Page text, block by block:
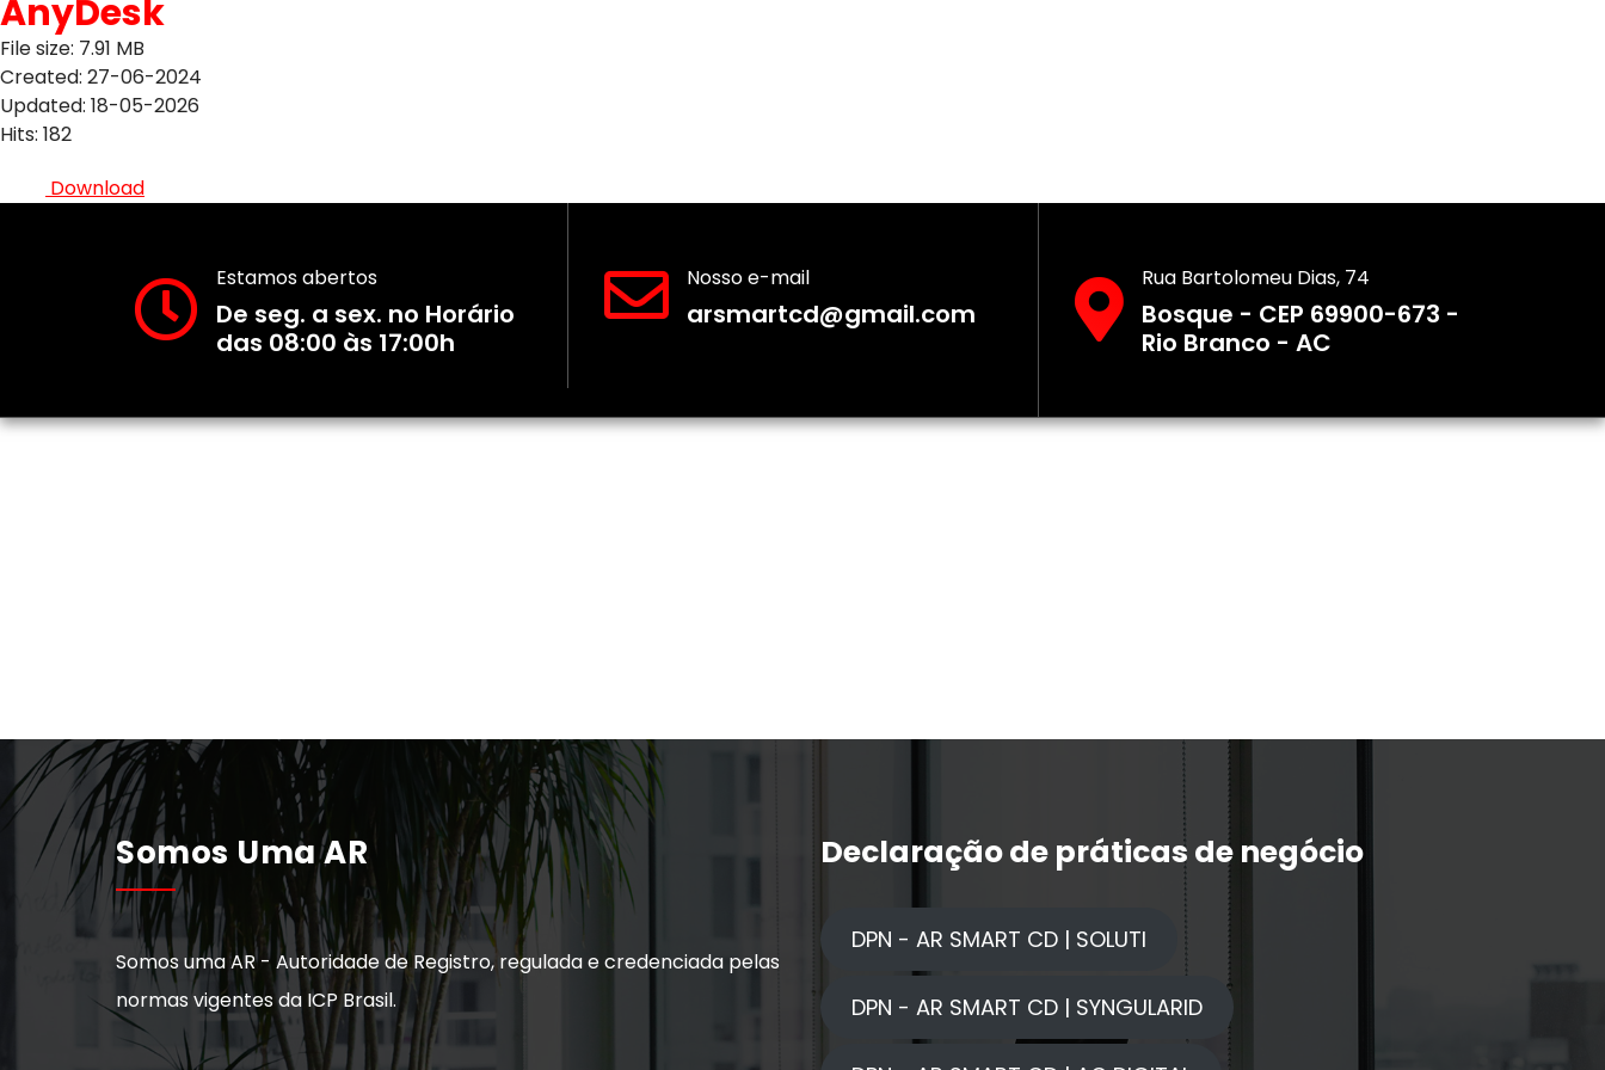
AnyDesk
File size: 7.91 MB
Created: 27-06-2024
Updated: 18-05-2026
Hits: 182
Download
Estamos abertos
De seg. a sex. no Horário
das 08:00 às 17:00h
Nosso e-mail
arsmartcd@gmail.com
Rua Bartolomeu Dias, 74
Bosque - CEP 69900-673 -
Rio Branco - AC
Somos Uma AR
Somos uma AR - Autoridade de Registro, regulada e credenciada pelas
normas vigentes da ICP Brasil.
Declaração de práticas de negócio
DPN - AR SMART CD | SOLUTI
DPN - AR SMART CD | SYNGULARID